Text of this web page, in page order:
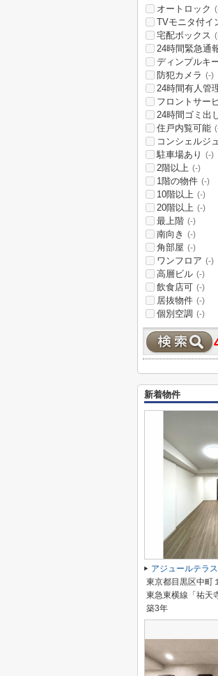
オートロック
TVモニタ付イ
宅配ボックス
24時間緊急通
ディンプルキ
防犯カメラ (-)
24時間有人管
フロントサー
24時間ゴミ出
住戸内覧可能
コンシェルジ
駐車場あり (-)
2階以上 (-)
1階の物件 (-)
10階以上 (-)
20階以上 (-)
最上階 (-)
南向き (-)
角部屋 (-)
ワンフロア (-)
高層ビル (-)
飲食店可 (-)
居抜物件 (-)
個別空調 (-)
新着物件
アジュールテラ
東京都目黒区中町
東急東横線「祐天
築3年